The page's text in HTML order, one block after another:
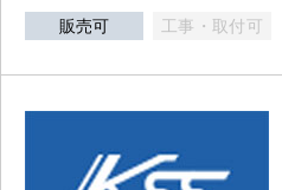
販売可 工事・取付可